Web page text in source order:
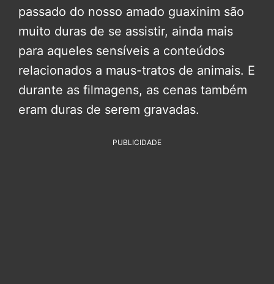
passado do nosso amado guaxinim são
muito duras de se assistir, ainda mais
para aqueles sensíveis a conteúdos
relacionados a maus-tratos de animais. E
durante as filmagens, as cenas também
eram duras de serem gravadas.
PUBLICIDADE